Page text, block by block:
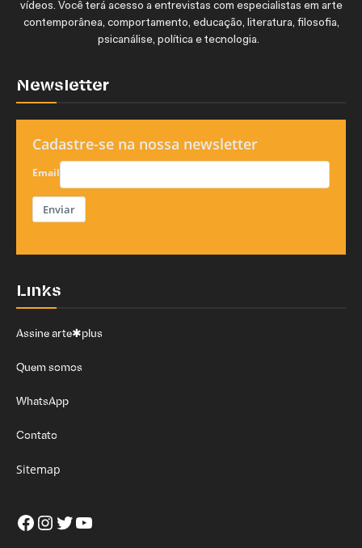
vídeos. Você terá acesso a entrevistas com especialistas em arte
contemporânea, comportamento, educação, literatura, filosofia,
psicanálise, política e tecnologia.
Newsletter
Cadastre-se na nossa newsletter
Email
Enviar
Links
Assine arte✱plus
Quem somos
WhatsApp
Contato
Sitemap
Facebook
Instagram
Twitter
Youtube